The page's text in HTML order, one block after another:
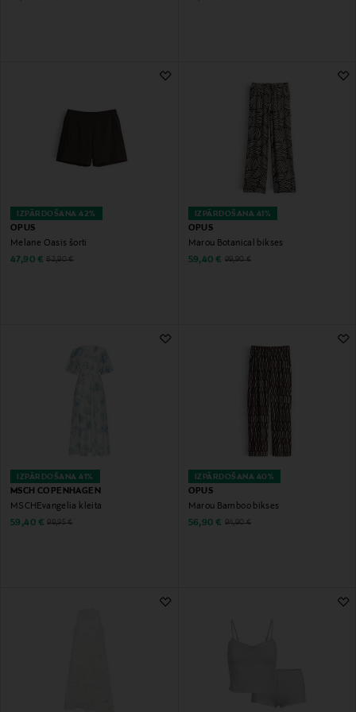
IZPĀRDOŠANA 42%
OPUS
Melane Oasis šorti
Discounted Price
47,90 € Original Price
82,90 €
IZPĀRDOŠANA 41%
OPUS
Marou Botanical bikses
Discounted Price
59,40 € Original Price
99,90 €
IZPĀRDOŠANA 41%
MSCH COPENHAGEN
MSCHEvangelia kleita
Discounted Price
59,40 € Original Price
99,95 €
IZPĀRDOŠANA 40%
OPUS
Marou Bamboo bikses
Discounted Price
56,90 € Original Price
94,90 €